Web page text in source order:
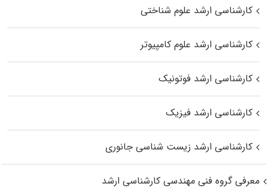
کارشناسی ارشد علوم شناختی
کارشناسی ارشد علوم کامپیوتر
کارشناسی ارشد فوتونیک
کارشناسی ارشد فیزیک
کارشناسی ارشد زیست‌ شناسی جانوری
معرفی گروه فنی مهندسی کارشناسی ارشد